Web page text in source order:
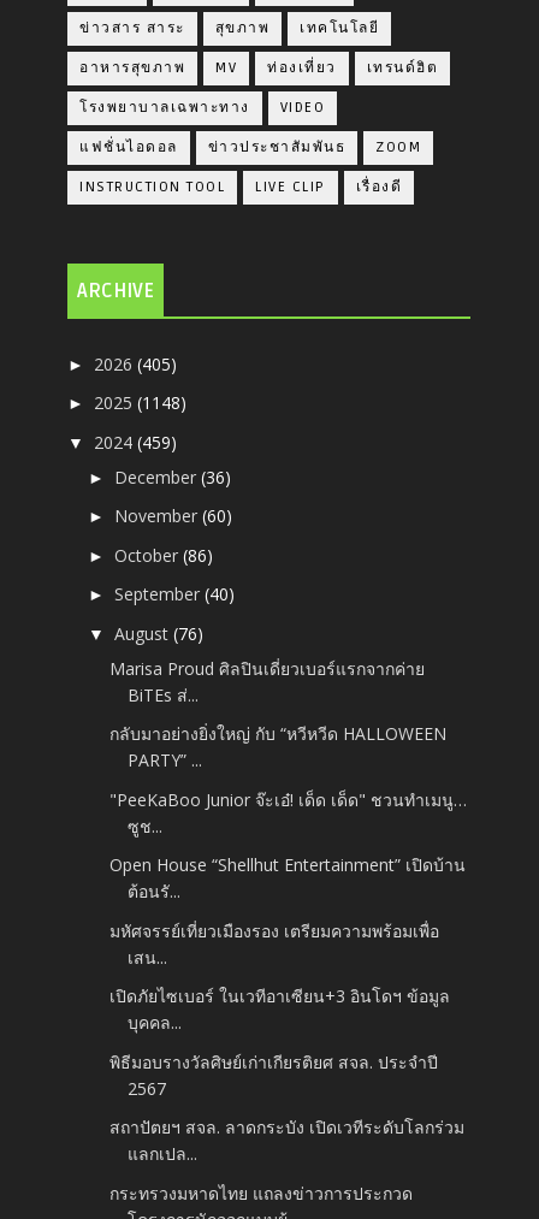
ข่าวสาร สาระ สุขภาพ เทคโนโลยี
อาหารสุขภาพ MV ท่องเที่ยว เทรนด์ฮิต
โรงพยาบาลเฉพาะทาง VIDEO
แฟชั่นไอดอล ข่าวประชาสัมพันธ ZOOM
INSTRUCTION TOOL LIVE CLIP เรื่องดี
ARCHIVE
► 2026(405)
► 2025(1148)
▼ 2024(459)
► December(36)
► November(60)
►October(86)
►September(40)
▼August(76)
Marisa Proud ศิลปินเดี่ยวเบอร์แรกจากค่าย
BiTEs ส่...
กลับมาอย่างยิ่งใหญ่ กับ “หวีหวีด HALLOWEEN
PARTY” ...
"PeeKaBoo Junior จ๊ะเอ๋! เด็ด เด็ด" ชวนทำเมนู…
ซูช...
Open House “Shellhut Entertainment” เปิดบ้าน
ต้อนรั...
มหัศจรรย์เที่ยวเมืองรอง เตรียมความพร้อมเพื่อ
เสน...
เปิดภัยไซเบอร์ ในเวทีอาเซียน+3 อินโดฯ ข้อมูล
บุคคล...
พิธีมอบรางวัลศิษย์เก่าเกียรติยศ สจล. ประจำปี
2567
สถาปัตยฯ สจล. ลาดกระบัง เปิดเวทีระดับโลกร่วม
แลกเปล...
กระทรวงมหาดไทย แถลงข่าวการประกวด